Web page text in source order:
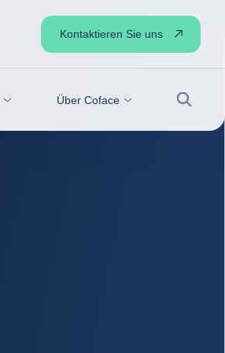
Über Coface
Suche
Kontaktieren Sie uns